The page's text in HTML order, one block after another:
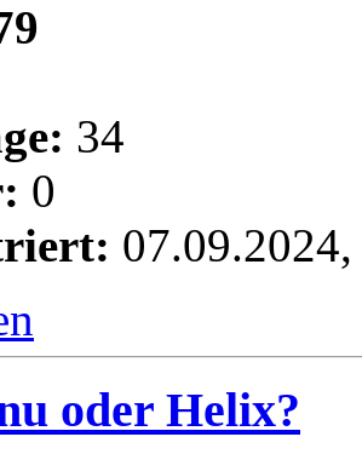
34
0
oder Helix?